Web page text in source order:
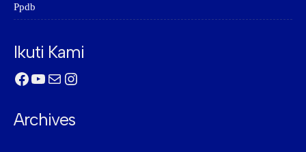
Ppdb
Ikuti Kami
Facebook
YouTube
MailInstagram
Archives